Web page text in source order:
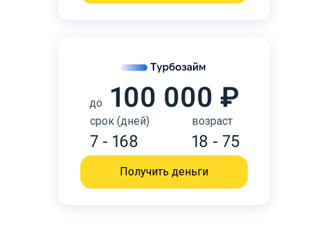
до 100 000 ₽
срок (дней)
7 - 168
возраст
18 - 75
Получить деньги